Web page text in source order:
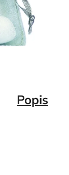
Popis